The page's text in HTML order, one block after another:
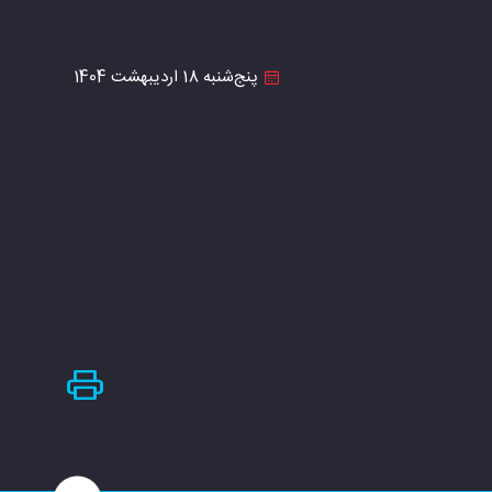
پنج‌شنبه 18 اردیبهشت 1404